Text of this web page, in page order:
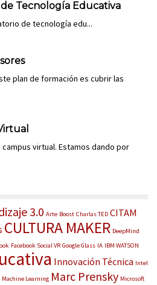
Tecnología Educativa
de tecnología edu...
plan de formación es cubrir las
virtual. Estamos dando por
3.0 Arte Boost Charlas TED CITAM
CULTURA MAKER DeepMind
Facebook Social VR Google Glass IA IBM WATSON
Innovación Técnica Intel
Machine Learning Marc Prensky Microsoft